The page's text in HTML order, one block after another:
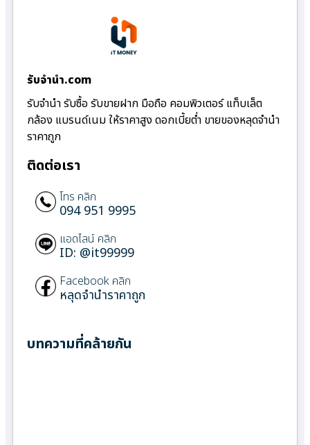
รับจํานํา.com
รับจำนำ รับซื้อ รับขายฝาก มือถือ คอมพิวเตอร์ แท็บเล็ต
กล้อง แบรนด์เนม ให้ราคาสูง ดอกเบี้ยต่ำ ขายของหลุดจำนำ
ราคาถูก
ติดต่อเรา
โทร คลิก
094 951 9995
แอดไลน์ คลิก
ID: @it99999
Facebook คลิก
หลุดจำนำราคาถูก
บทความที่คล้ายกัน